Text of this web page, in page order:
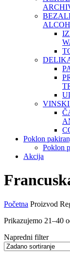
VINSKI
Poklon
Poklon
Akcija
Početna Proizvod
Prikazujemo 21–40
Napredni filter